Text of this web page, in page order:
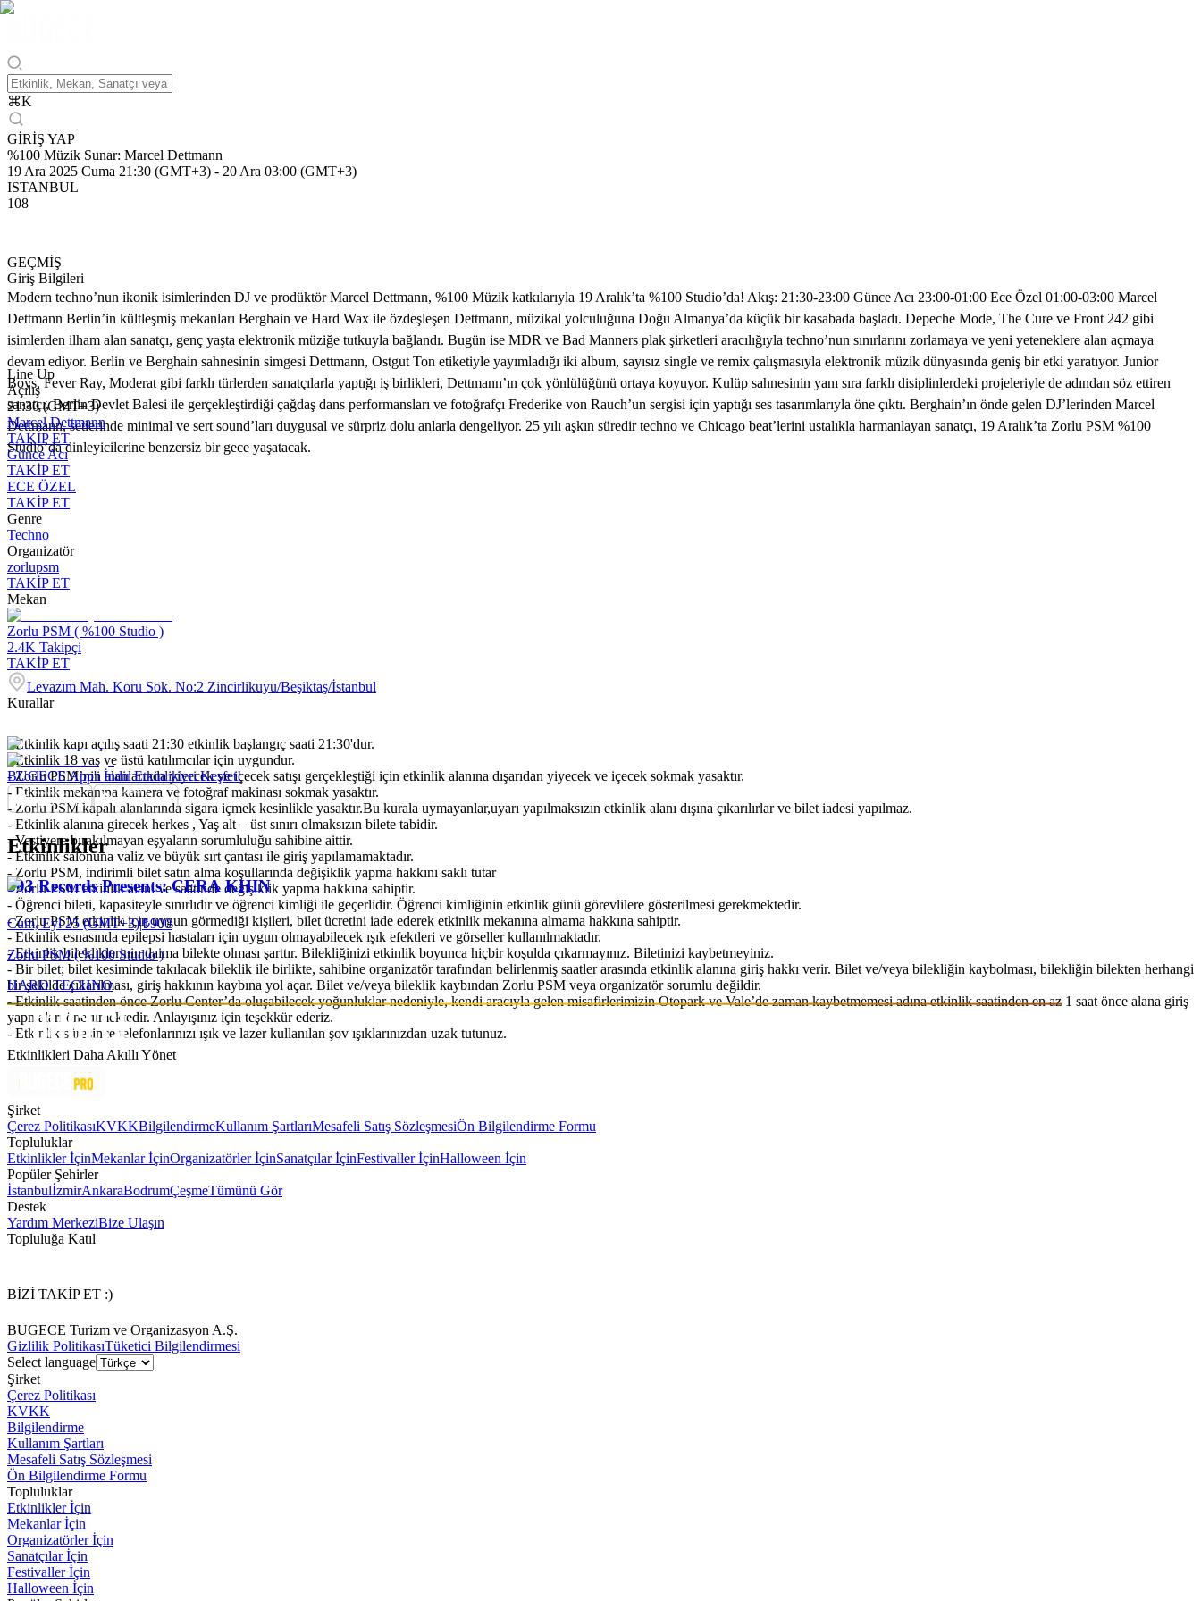
⌘K
GİRİŞ YAP
%100 Müzik Sunar: Marcel Dettmann
19 Ara 2025 Cuma 21:30 (GMT+3) - 20 Ara 03:00 (GMT+3)
ISTANBUL
108
GEÇMİŞ
Giriş Bilgileri
Modern techno’nun ikonik isimlerinden DJ ve prodüktör Marcel Dettmann, %100 Müzik katkılarıyla 19 Aralık’ta %100 Studio’da! Akış: 21:30-23:00 Günce Acı 23:00-01:00 Ece Özel 01:00-03:00 Marcel
Dettmann Berlin’in kültleşmiş mekanları Berghain ve Hard Wax ile özdeşleşen Dettmann, müzikal yolculuğuna Doğu Almanya’da küçük bir kasabada başladı. Depeche Mode, The Cure ve Front 242 gibi
isimlerden ilham alan sanatçı, genç yaşta elektronik müziğe tutkuyla bağlandı. Bugün ise MDR ve Bad Manners plak şirketleri aracılığıyla techno’nun sınırlarını zorlamaya ve yeni yeteneklere alan açmaya
devam ediyor. Berlin ve Berghain sahnesinin simgesi Dettmann, Ostgut Ton etiketiyle yayımladığı iki album, sayısız single ve remix çalışmasıyla elektronik müzik dünyasında geniş bir etki yaratıyor. Junior
Boys, Fever Ray, Moderat gibi farklı türlerden sanatçılarla yaptığı iş birlikleri, Dettmann’ın çok yönlülüğünü ortaya koyuyor. Kulüp sahnesinin yanı sıra farklı disiplinlerdeki projeleriyle de adından söz ettiren
sanatçı, Berlin Devlet Balesi ile gerçekleştirdiği çağdaş dans performansları ve fotoğrafçı Frederike von Rauch’un sergisi için yaptığı ses tasarımlarıyla öne çıktı. Berghain’ın önde gelen DJ’lerinden Marcel
Dettmann, setlerinde minimal ve sert sound’ları duygusal ve sürpriz dolu anlarla dengeliyor. 25 yılı aşkın süredir techno ve Chicago beat’lerini ustalıkla harmanlayan sanatçı, 19 Aralık’ta Zorlu PSM %100
Studio’da dinleyicilerine benzersiz bir gece yaşatacak.
Line Up
Açılış
21:30 (GMT+3)
Marcel Dettmann
TAKİP ET
Günce Acı
TAKİP ET
ECE ÖZEL
TAKİP ET
Genre
Techno
Organizatör
zorlupsm
TAKİP ET
Mekan
Zorlu PSM ( %100 Studio )
2.4K Takipçi
TAKİP ET
Levazım Mah. Koru Sok. No:2 Zincirlikuyu/Beşiktaş/İstanbul
Kurallar
- Etkinlik kapı açılış saati 21:30 etkinlik başlangıç saati 21:30'dur.
- Etkinlik 18 yaş ve üstü katılımcılar için uygundur.
- Zorlu PSM’nin alanlarında yiyecek ve içecek satışı gerçekleştiği için etkinlik alanına dışarıdan yiyecek ve içecek sokmak yasaktır.
- Etkinlik mekanına kamera ve fotoğraf makinası sokmak yasaktır.
- Zorlu PSM kapalı alanlarında sigara içmek kesinlikle yasaktır.Bu kurala uymayanlar,uyarı yapılmaksızın etkinlik alanı dışına çıkarılırlar ve bilet iadesi yapılmaz.
- Etkinlik alanına girecek herkes , Yaş alt – üst sınırı olmaksızın bilete tabidir.
- Vestiyere bırakılmayan eşyaların sorumluluğu sahibine aittir.
- Etkinlik salonuna valiz ve büyük sırt çantası ile giriş yapılamamaktadır.
- Zorlu PSM, indirimli bilet satın alma koşullarında değişiklik yapma hakkını saklı tutar
- Zorlu PSM etkinlik alanı ve saatinde değişiklik yapma hakkına sahiptir.
- Öğrenci bileti, kapasiteyle sınırlıdır ve öğrenci kimliği ile geçerlidir. Öğrenci kimliğinin etkinlik günü görevlilere gösterilmesi gerekmektedir.
- Zorlu PSM etkinlik için uygun görmediği kişileri, bilet ücretini iade ederek etkinlik mekanına almama hakkına sahiptir.
- Etkinlik esnasında epilepsi hastaları için uygun olmayabilecek ışık efektleri ve görseller kullanılmaktadır.
- Etkinlik bilekliklerinin daima bilekte olması şarttır. Bilekliğinizi etkinlik boyunca hiçbir koşulda çıkarmayınız. Biletinizi kaybetmeyiniz.
- Bir bilet; bilet kesiminde takılacak bileklik ile birlikte, sahibine organizatör tarafından belirlenmiş saatler arasında etkinlik alanına giriş hakkı verir. Bilet ve/veya bilekliğin kaybolması, bilekliğin bilekten herhangi
bir şekilde çıkarılması, giriş hakkının kaybına yol açar. Bilet ve/veya bileklik kaybından Zorlu PSM veya organizatör sorumlu değildir.
- Etkinlik saatinden önce Zorlu Center’da oluşabilecek yoğunluklar nedeniyle, kendi aracıyla gelen misafirlerimizin Otopark ve Vale’de zaman kaybetmemesi adına etkinlik saatinden en az 1 saat önce alana giriş
yapmaları önerilmektedir. Anlayışınız için teşekkür ederiz.
- Etkinlik süresince telefonlarınızı ışık ve lazer kullanılan şov ışıklarınızdan uzak tutunuz.
BUGECE App'i İndir Etkinlikleri Keşfet!
Etkinlikler
303 Records Presents: CERA KHIN
Cum, Eyl 25 (GMT+3)|₺900
Zorlu PSM ( %100 Studio )
HARD TECHNO
Etkinlikleri Daha Akıllı Yönet
Şirket
Çerez PolitikasıKVKKBilgilendirmeKullanım ŞartlarıMesafeli Satış SözleşmesiÖn Bilgilendirme Formu
Topluluklar
Etkinlikler İçinMekanlar İçinOrganizatörler İçinSanatçılar İçinFestivaller İçinHalloween İçin
Popüler Şehirler
İstanbulİzmirAnkaraBodrumÇeşmeTümünü Gör
Destek
Yardım MerkeziBize Ulaşın
Topluluğa Katıl
BİZİ TAKİP ET :)
BUGECE Turizm ve Organizasyon A.Ş.
Gizlilik PolitikasıTüketici Bilgilendirmesi
Select language
Şirket
Çerez Politikası
KVKK
Bilgilendirme
Kullanım Şartları
Mesafeli Satış Sözleşmesi
Ön Bilgilendirme Formu
Topluluklar
Etkinlikler İçin
Mekanlar İçin
Organizatörler İçin
Sanatçılar İçin
Festivaller İçin
Halloween İçin